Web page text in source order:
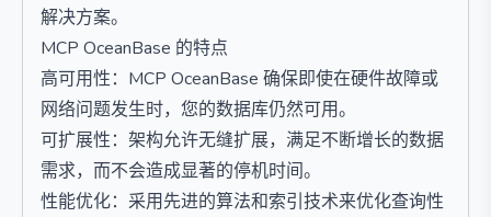
解决方案。
MCP OceanBase 的特点
高可用性：MCP OceanBase 确保即使在硬件故障或
网络问题发生时，您的数据库仍然可用。
可扩展性：架构允许无缝扩展，满足不断增长的数据
需求，而不会造成显著的停机时间。
性能优化：采用先进的算法和索引技术来优化查询性